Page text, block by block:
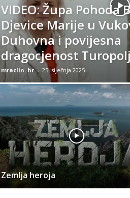
VIDEO: Župa Pohoda
Djevice Marije u
Duhovna i povijesna
dragocjenost
mraclin. hr - 25. siječnja 2025.
Zemlja heroja